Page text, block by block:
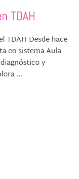
TDAH
TDAH Desde hace
en sistema Aula
y
...